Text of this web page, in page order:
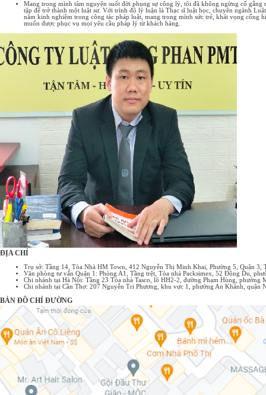
Tổng quan về hợp đồng nguyên tắc Hợp đồng nguyên tắc là sự thỏa
thuận sơ bộ giữa các bên về những nội dung cơ bản, những nguyên
tắc chung nhất của một giao dịch. Có thể hiểu hợp đồng nguyên tắc
như một bản "ghi nhớ" hoặc "cam kết" về ý định hợp tác, tạo tiền đề
cho việc đàm phán và ký kết hợp đồng chính thức sau này. Đặc điểm
của hợp đồng nguyên tắc: Tính chất định hướng: Xác định khuôn khổ
chung, những điểm cốt lõi của giao ...
Mang trong mình tâm nguyện suốt đời phụng sự công lý, tôi đã không ngừng cố
tập để trở thành một luật sư. Với trình độ lý luận là Thạc sĩ luật học, chuyên ngành
năm kinh nghiệm trong công tác pháp luật, mang trong mình sức trẻ, khát vọng cống
muốn được phục vụ mọi yêu cầu pháp lý từ khách hàng.
ĐỊA CHỈ
Trụ sở: Tầng 14, Tòa Nhà HM Town, 412 Nguyễn Thị Minh Khai, Phường 5, Quận 3,
Văn phòng tư vấn Quận 1: Phòng A1, Tầng trệt, Tòa nhà Packsimex, 52 Đông Du,
Chi nhánh tại Hà Nội: Tầng 23 Tòa nhà Tasco, lô HH2-2, đường Phạm Hùng,
Chi nhánh tại Cần Thơ: 207 Nguyễn Tri Phương, khu vực 1, phường An Khánh, quận
BẢN ĐỒ CHỈ ĐƯỜNG